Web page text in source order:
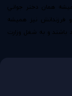
همان دختر جواني
فرزندانش نيز هميشه
باشند و به شغل وزارت